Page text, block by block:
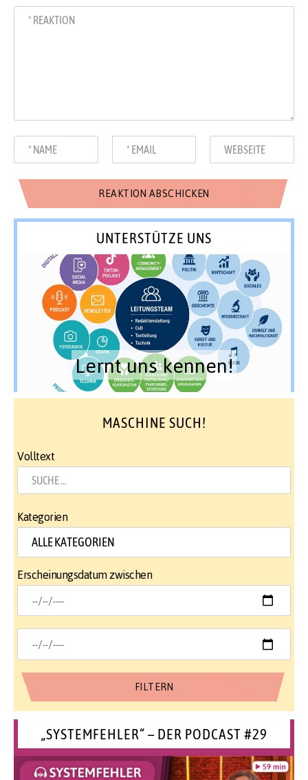
UNTERSTÜTZE UNS
Lernt uns kennen!
MASCHINE SUCH!
Volltext
Kategorien
Erscheinungsdatum zwischen
„SYSTEMFEHLER“ – DER PODCAST #29